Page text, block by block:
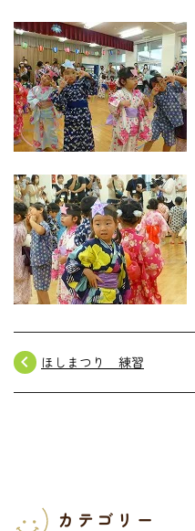
navigate_before ほしまつり 練習
カテゴリー